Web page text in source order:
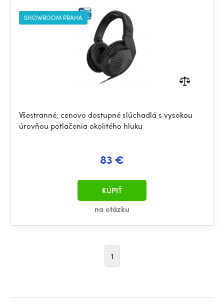
SHOWROOM PRAHA
Všestranné, cenovo dostupné slúchadlá s vysokou
úrovňou potlačenia okolitého hluku
83 €
na otázku
KÚPIŤ
1